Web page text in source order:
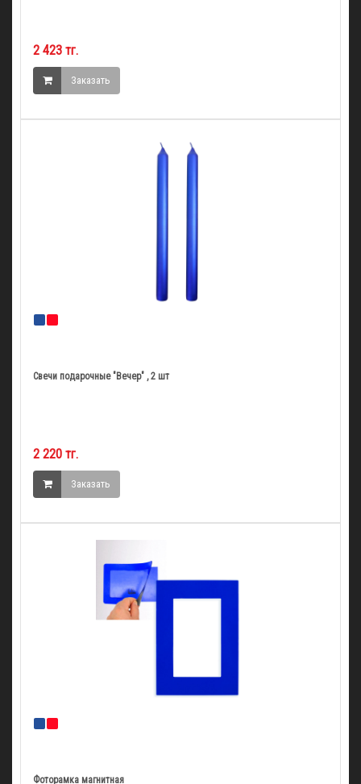
2 423 тг.
Заказать
Свечи подарочные "Вечер" , 2 шт
2 220 тг.
Заказать
Фоторамка магнитная